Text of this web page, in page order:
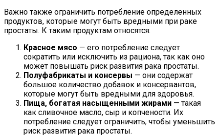
Важно также ограничить потребление определенных
продуктов, которые могут быть вредными при раке
простаты. К таким продуктам относятся:
Красное мясо — его потребление следует
сократить или исключить из рациона, так как оно
может повышать риск развития рака простаты.
Полуфабрикаты и консервы — они содержат
большое количество добавок и консервантов,
которые могут быть вредными для здоровья.
Пища, богатая насыщенными жирами — такая
как сливочное масло, сыр и копчености. Их
потребление следует ограничить, чтобы уменьшить
риск развития рака простаты.